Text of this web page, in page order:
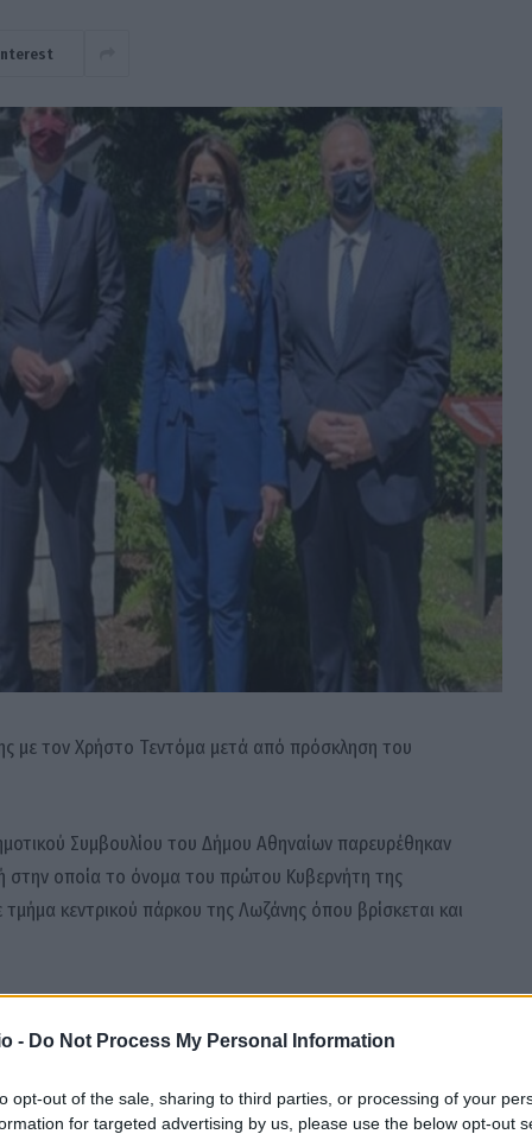
- Do Not Process My Personal Information
opt-out of the sale, sharing to third parties, or processing of your
for targeted advertising by us, please use the below opt-out
με τον Χρήστο Τεντόμα μετά από πρόσκληση του
Συμβουλίου του Δήμου Αθηναίων παρευρέθηκαν
στην οποία το όνομα του πρώτου Κυβερνήτη της
κεντρικού πάρκου της Λωζάνης όπου βρίσκεται και
της Πρέσβειρας της Ελλάδας κ. Αικατερίνης
του προέδρου του ΔΣ του Δήμου Κέρκυρας
κ.Καφόπουλου και εκπροσώπων ελληνικών και